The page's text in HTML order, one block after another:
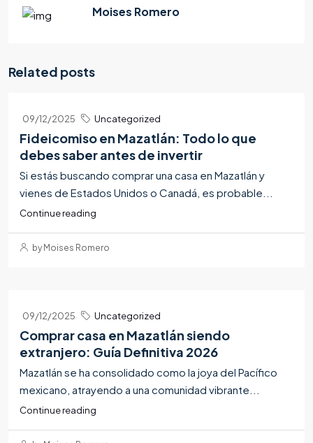
Moises Romero
Related posts
09/12/2025 Uncategorized
Fideicomiso en Mazatlán: Todo lo que
debes saber antes de invertir
Si estás buscando comprar una casa en Mazatlán y
vienes de Estados Unidos o Canadá, es probable...
Continue reading
by Moises Romero
09/12/2025 Uncategorized
Comprar casa en Mazatlán siendo
extranjero: Guía Definitiva 2026
Mazatlán se ha consolidado como la joya del Pacífico
mexicano, atrayendo a una comunidad vibrante...
Continue reading